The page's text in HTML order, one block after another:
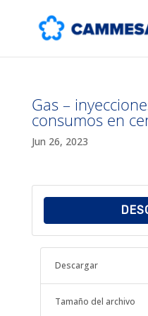
Gas –
consumos en
Jun 26, 2023
Descargar
Tamaño del archivo